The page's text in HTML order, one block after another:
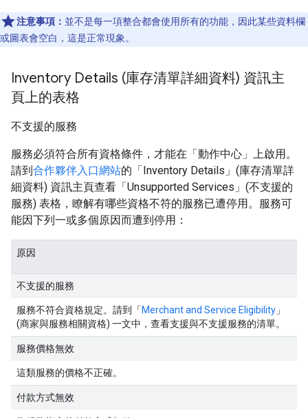
注意事項： 並不是每一項整合都會使用所有的功能，因此某些資料欄
或圖表會空白，這是正常現象。
Inventory Details (庫存清單詳細資料) 資訊主
頁上的表格
不支援的服務
服務必須符合所有資格條件，才能在「動作中心」上啟用。
請到合作夥伴入口網站的「Inventory Details」(庫存清單詳
細資料) 資訊主頁查看「Unsupported Services」(不支援的
服務) 表格 ，瞭解有哪些資格不符的服務已遭停用。服務可
能因下列一或多個原因而遭到停用：
原因
不支援的服務
服務不符合資格規定。請到「 Merchant and Service Eligibility 」
(商家與服務相關資格) 一文中，查看支援與不支援服務的清單。
服務價格無效
這類服務的價格不正確。
付款方式無效